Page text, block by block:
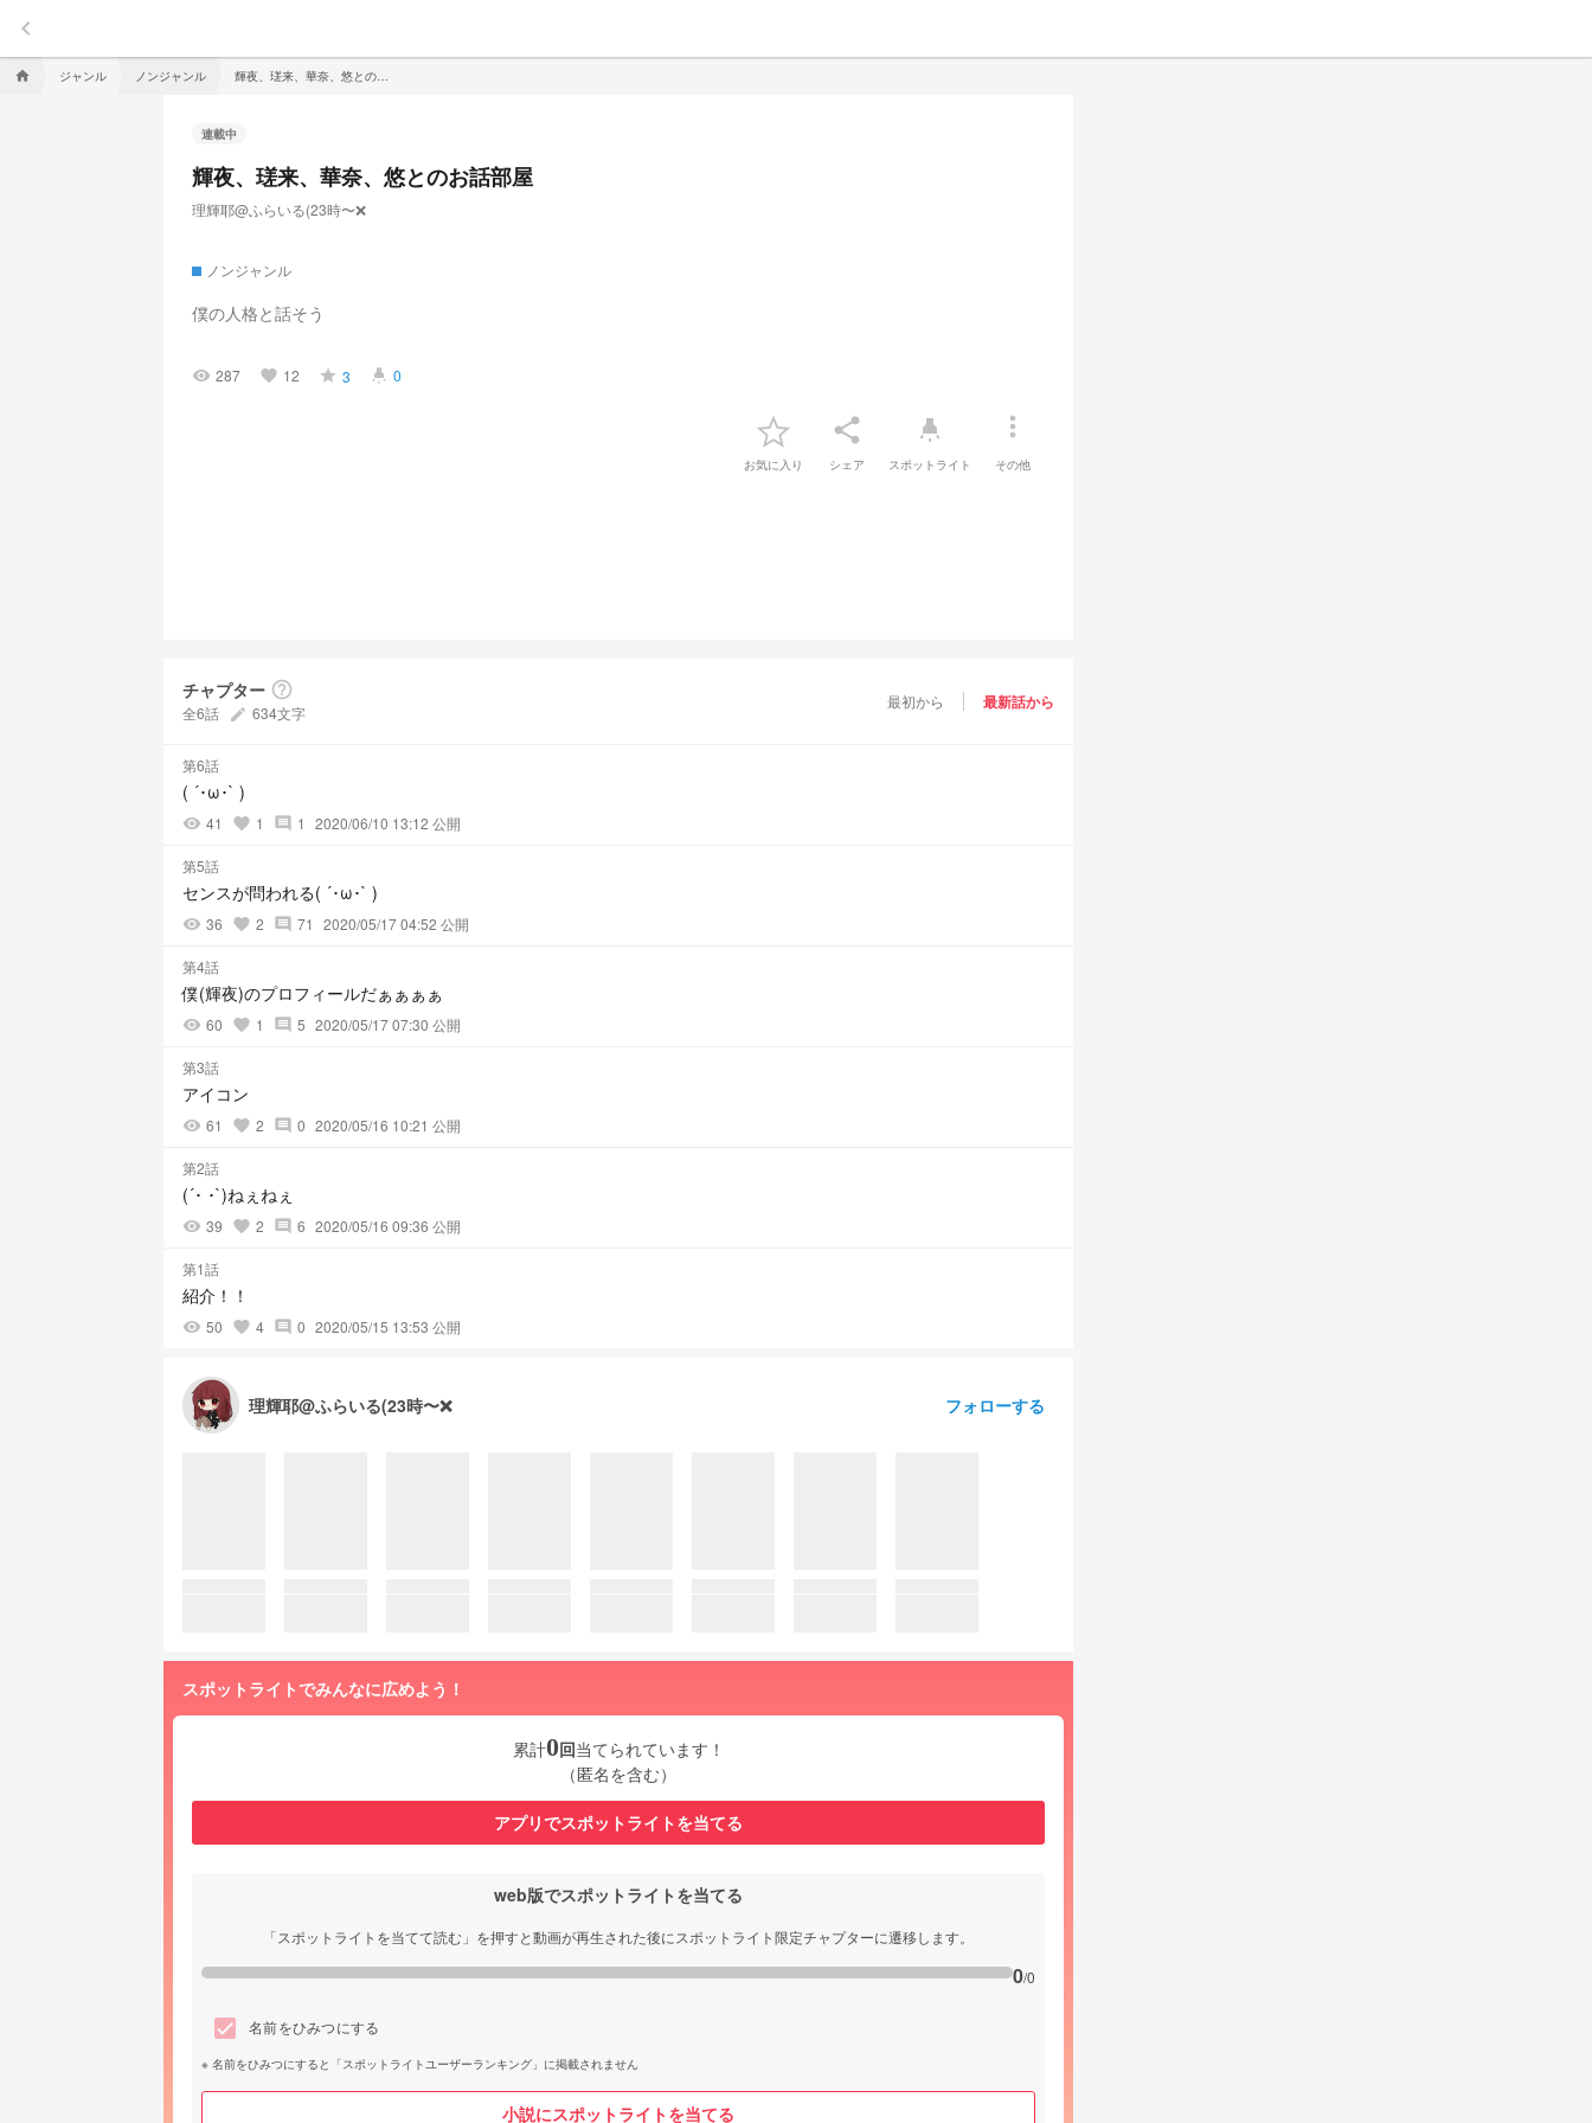
keyboard_arrow_left
home ジャンル ノンジャンル
連載中
輝夜、瑳来、華奈、悠とのお話部屋
理輝耶@ふらいる(23時〜❌
ノンジャンル
僕の人格と話そう
visibility 287 favorite 12 grade 3 highlight 0
お気に入り
share
シェア
highlight
スポットライト
more_vert
その他
チャプター help_outline
全6話 create 634文字
最初から 最新話から
第6話
( ´･ω･` )
visibility 41 favorite 1 comment 1 2020/06/10 13:12 公開
第5話
センスが問われる( ´･ω･` )
visibility 36 favorite 2 comment 71 2020/05/17 04:52 公開
第4話
僕(輝夜)のプロフィールだぁぁぁぁ
visibility 60 favorite 1 comment 5 2020/05/17 07:30 公開
第3話
アイコン
visibility 61 favorite 2 comment 0 2020/05/16 10:21 公開
第2話
(´･ ･`)ねぇねぇ
visibility 39 favorite 2 comment 6 2020/05/16 09:36 公開
第1話
紹介！！
visibility 50 favorite 4 comment 0 2020/05/15 13:53 公開
理輝耶@ふらいる(23時〜❌ フォローする
スポットライトでみんなに広めよう！
累計0回当てられています！
（匿名を含む）
アプリでスポットライトを当てる
web版でスポットライトを当てる
「スポットライトを当てて読む」を押すと動画が再生された後にスポットライト限定チャプターに遷移します。
0/0
名前をひみつにする
名前をひみつにすると「スポットライトユーザーランキング」に掲載されません
小説にスポットライトを当てる